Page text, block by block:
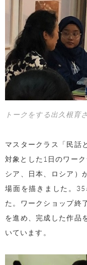
トークをする出久根育
マスタークラス「民話
対象とした1日のワー
シア、日本、ロシア）
場面を描きました。
た。ワークショップ終
を進め、完成した作品
いています。